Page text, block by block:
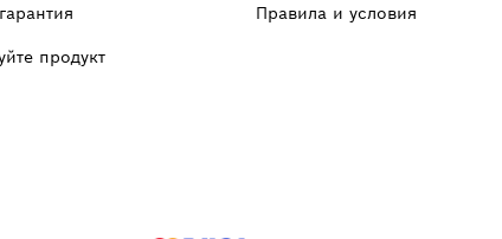
продукт
Правила и условия